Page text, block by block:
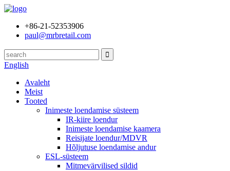
+86-21-52353906
paul@mrbretail.com
English
Avaleht
Meist
Tooted
Inimeste loendamise süsteem
IR-kiire loendur
Inimeste loendamise kaamera
Reisijate loendur/MDVR
Hõljutuse loendamise andur
ESL-süsteem
Mitmevärvilised sildid